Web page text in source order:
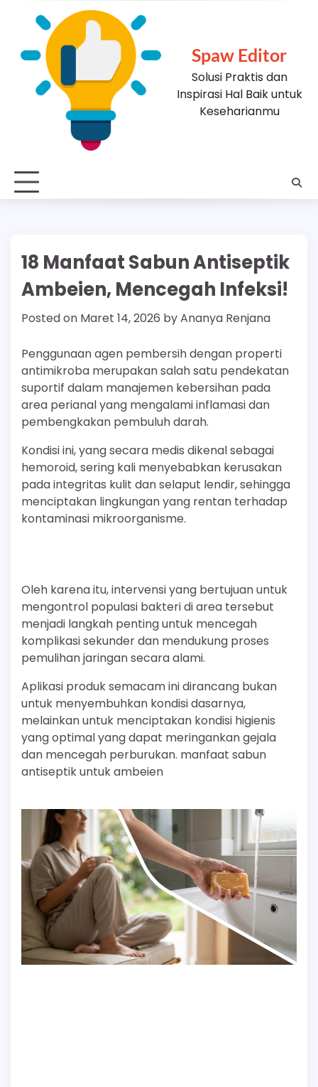
Spaw Editor
Solusi Praktis dan
Inspirasi Hal Baik untuk
Keseharianmu
18 Manfaat Sabun Antiseptik
Ambeien, Mencegah Infeksi!
Posted on Maret 14, 2026 byAnanya Renjana
Penggunaan agen pembersih dengan properti
antimikroba merupakan salah satu pendekatan
suportif dalam manajemen kebersihan pada
area perianal yang mengalami inflamasi dan
pembengkakan pembuluh darah.
Kondisi ini, yang secara medis dikenal sebagai
hemoroid, sering kali menyebabkan kerusakan
pada integritas kulit dan selaput lendir, sehingga
menciptakan lingkungan yang rentan terhadap
kontaminasi mikroorganisme.
Oleh karena itu, intervensi yang bertujuan untuk
mengontrol populasi bakteri di area tersebut
menjadi langkah penting untuk mencegah
komplikasi sekunder dan mendukung proses
pemulihan jaringan secara alami.
Aplikasi produk semacam ini dirancang bukan
untuk menyembuhkan kondisi dasarnya,
melainkan untuk menciptakan kondisi higienis
yang optimal yang dapat meringankan gejala
dan mencegah perburukan. manfaat sabun
antiseptik untuk ambeien